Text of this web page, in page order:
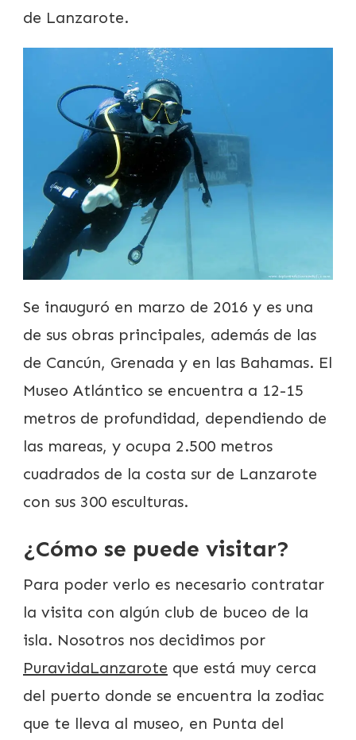
de Lanzarote.
Se inauguró en marzo de 2016 y es una
de sus obras principales, además de las
de Cancún, Grenada y en las Bahamas. El
Museo Atlántico se encuentra a 12-15
metros de profundidad, dependiendo de
las mareas, y ocupa 2.500 metros
cuadrados de la costa sur de Lanzarote
con sus 300 esculturas.
¿Cómo se puede visitar?
Para poder verlo es necesario contratar
la visita con algún club de buceo de la
isla. Nosotros nos decidimos por
PuravidaLanzarote que está muy cerca
del puerto donde se encuentra la zodiac
que te lleva al museo, en Punta del